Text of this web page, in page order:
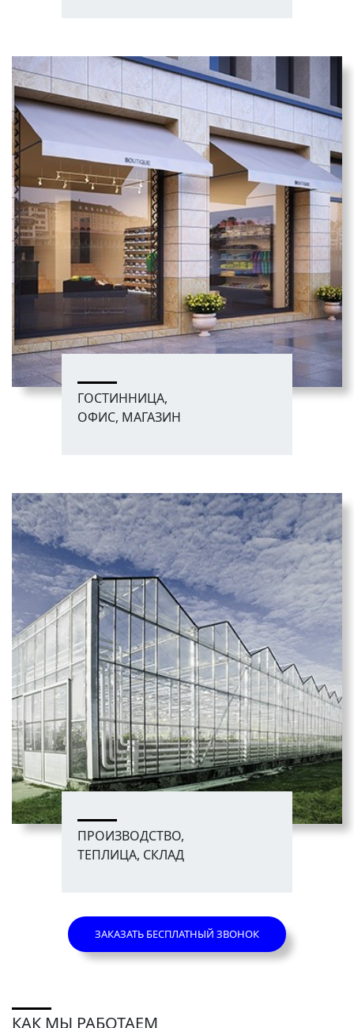
ГОСТИННИЦА,
ОФИС, МАГАЗИН
ПРОИЗВОДСТВО,
ТЕПЛИЦА, СКЛАД
ЗАКАЗАТЬ БЕСПЛАТНЫЙ ЗВОНОК
КАК МЫ РАБОТАЕМ